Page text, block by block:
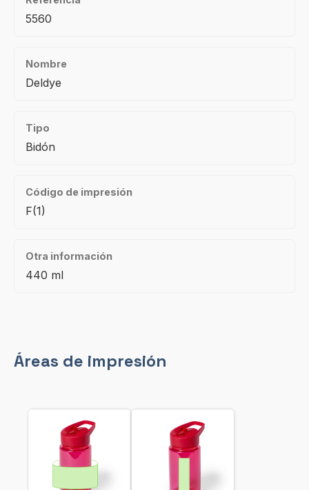
5560
Nombre
Deldye
Tipo
Bidón
Código de impresión
F(1)
Otra información
440 ml
Áreas de impresión